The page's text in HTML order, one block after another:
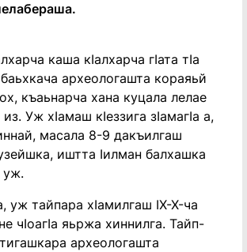
каша кӏалхарча гӏата тӏа
археологашта кораяьй
къаьнарча хана куцала лелае
Уж хӏамаш кӏеззига зӏамагӏа а,
масала 8-9 дакъилгаш
иштта ӏилман балхашка
уж.
уж тайпара хӏамилгаш ӏX-X-ча
чӏоагӏа яьржа хиннилга. Тайп-
археологашта